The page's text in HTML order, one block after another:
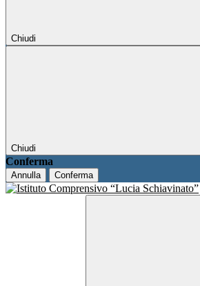
Chiudi
Chiudi
Conferma
Annulla Conferma